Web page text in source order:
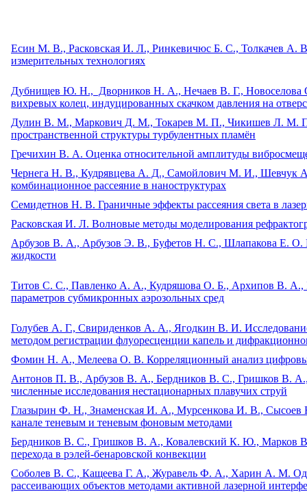
Есин М. В., Расковская И. Л., Ринкевичюс Б. С., Толкачев А.
измерительных технологиях
Дубнищев Ю. Н., Дворников Н. А., Нечаев В. Г., Новоселова
вихревых колец, индуцированных скачком давления на
Дулин В. М., Маркович Д. М., Токарев М. П., Чикишев Л. М.
пространственной структуры турбулентных пламён
Гречихин В. А. Оценка относительной амплитуды
Чернега Н. В., Кудрявцева А. Д., Самойлович М. И., Шевчук
комбинационное рассеяние в наноструктурах
Семидетнов Н. В. Граничные эффекты рассеяния света в
Расковская И. Л. Волновые методы моделирования
Арбузов В. А., Арбузов Э. В., Буфетов Н. С., Шлапакова Е. О.
жидкости
Титов С. С., Павленко А. А., Кудряшова О. Б., Архипов В. А.,
параметров субмикронных аэрозольных сред
Голубев А. Г., Свириденков А. А., Ягодкин В. И.
методом регистрации флуоресценции капель и
Фомин Н. А., Мелеева О. В. Корреляционный анализ
Антонов П. В., Арбузов В. А., Бердников В. С., Гришков В.
численные исследования нестационарных плавучих струй
Глазырин Ф. Н., Знаменская И. А., Мурсенкова И. В., Сысоев
канале теневым и теневым фоновым методами
Бердников В. С., Гришков В. А., Ковалевский К. Ю., Марков
перехода в рэлей-бенаровской конвекции
Соболев В. С., Кащеева Г. А., Журавель Ф. А., Харин А. М.
рассеивающих объектов методами активной лазерной